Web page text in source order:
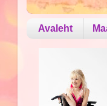
Avaleht